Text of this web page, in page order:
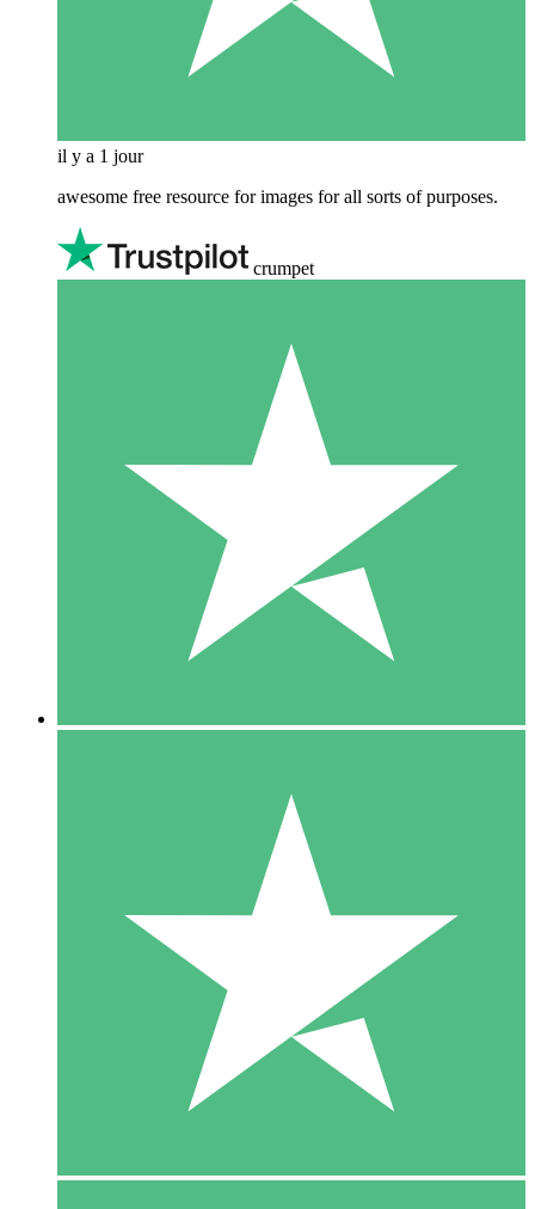
il y a 1 jour
awesome free resource for images for all sorts of purposes.
crumpet